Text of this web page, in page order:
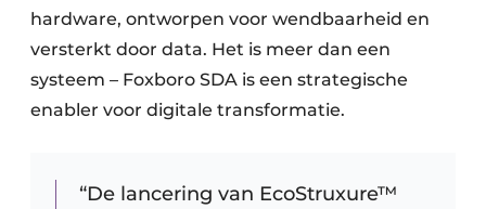
hardware, ontworpen voor wendbaarheid en
versterkt door data. Het is meer dan een
systeem – Foxboro SDA is een strategische
enabler voor digitale transformatie.
“De lancering van EcoStruxure™